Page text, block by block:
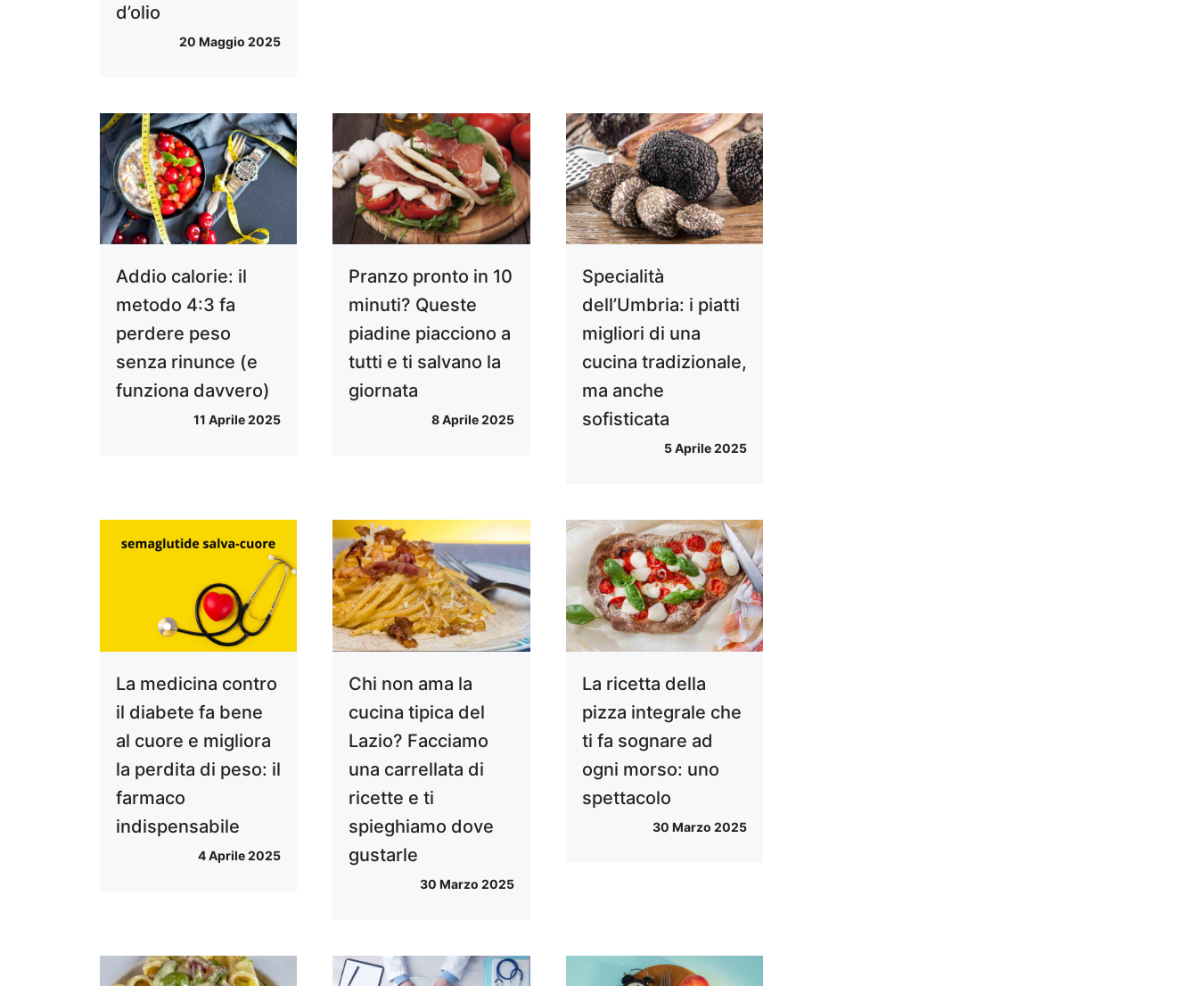
d’olio
20 Maggio 2025
Addio calorie: il
metodo 4:3 fa
perdere peso
senza rinunce (e
funziona davvero)
11 Aprile 2025
Pranzo pronto in 10
minuti? Queste
piadine piacciono a
tutti e ti salvano la
giornata
8 Aprile 2025
Specialità
dell’Umbria: i piatti
migliori di una
cucina tradizionale,
ma anche
sofisticata
5 Aprile 2025
La medicina contro
il diabete fa bene
al cuore e migliora
la perdita di peso: il
farmaco
indispensabile
4 Aprile 2025
Chi non ama la
cucina tipica del
Lazio? Facciamo
una carrellata di
ricette e ti
spieghiamo dove
gustarle
30 Marzo 2025
La ricetta della
pizza integrale che
ti fa sognare ad
ogni morso: uno
spettacolo
30 Marzo 2025